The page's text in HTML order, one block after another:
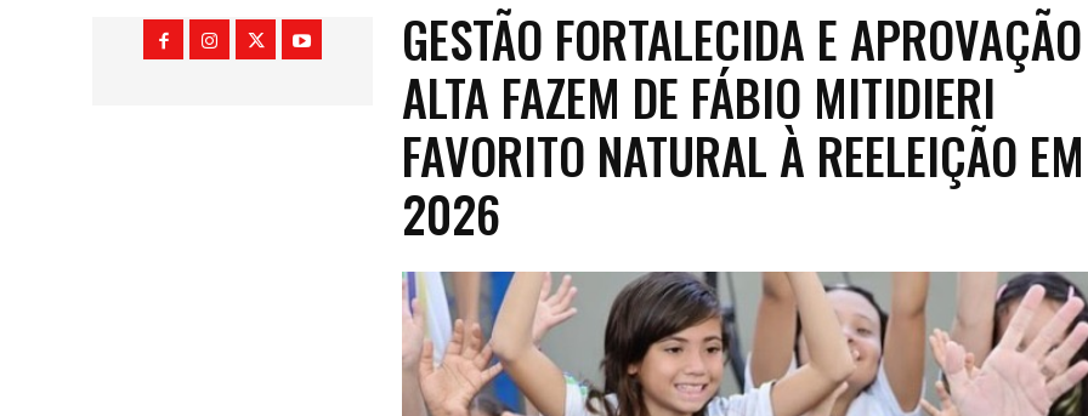
GESTÃO FORTALECIDA E
ALTA FAZEM DE FÁBIO MITIDIERI
FAVORITO NATURAL À REELEIÇÃO EM
2026